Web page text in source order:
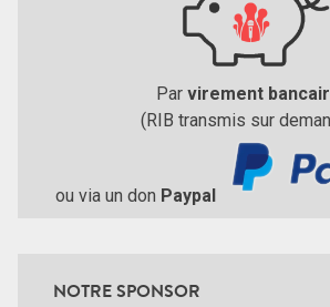
Par virement
(RIB transmis sur
ou via un don Paypal
NOTRE SPONSOR